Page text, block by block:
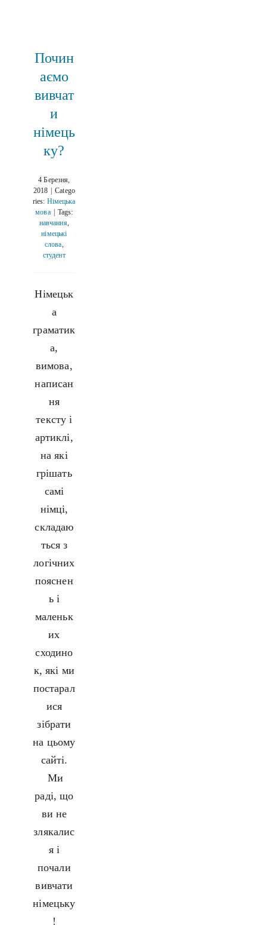
Почин
аємо
вивчат
и
німець
ку?
4 Березня,
2018
Catego
ries: Німецька
мова
Tags:
навчання,
німецькі
слова,
студент
Німецьк
а
граматик
а,
вимова,
написан
ня
тексту і
артиклі,
на які
грішать
самі
німці,
складаю
ться з
логічних
пояснен
ь і
маленьк
их
сходино
к, які ми
постарал
ися
зібрати
на цьому
сайті.
Ми
раді, що
ви не
злякалис
я і
почали
вивчати
німецьку
!